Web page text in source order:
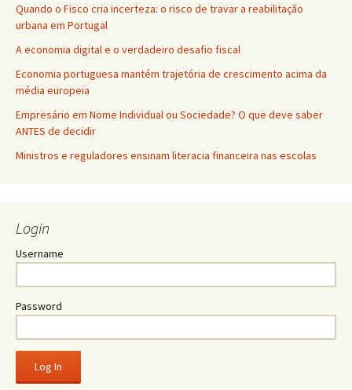
Quando o Fisco cria incerteza: o risco de travar a reabilitação
urbana em Portugal
A economia digital e o verdadeiro desafio fiscal
Economia portuguesa mantém trajetória de crescimento acima da
média europeia
Empresário em Nome Individual ou Sociedade? O que deve saber
ANTES de decidir
Ministros e reguladores ensinam literacia financeira nas escolas
Login
Username
Password